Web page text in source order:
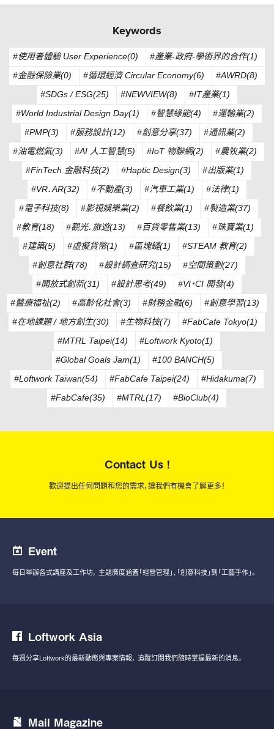
Keywords
#使用者體驗 User Experience(0)
#產業-政府-學術界的合作(1)
#金融保險業(0)
#循環經濟 Circular Economy(6)
#AWRD(8)
#SDGs / ESG(25)
#NEWVIEW(8)
#IT產業(1)
#World Industrial Design Day(1)
#智慧綠能(4)
#運輸業(2)
#PMP(3)
#服務設計(12) #創意分享(37)
#通訊業(2)
#油電燃氣(3)
#AI 人工智慧(5) #IoT 物聯網(2)
#農牧業(2)
#FinTech 金融科技(2)
#Haptic Design(3)
#出版業(1)
#VR．AR(32)
#不動產(3) #汽車工業(1)
#法律(1)
#電子科技(8)
#影視娛樂業(2) #餐飲業(1)
#製造業(37)
#教育(18)
#觀光．旅遊(13) #百貨零售業(13)
#珠寶業(1)
#建築(5)
#虛擬貨幣(1) #區塊鏈(1)
#STEAM 教育(2)
#創意社群(78)
#設計調查研究(15)
#空間策劃(27)
#開放式創新(31)
#設計思考(49)
#VI・CI 開發(4)
#醫療福祉(2)
#高齡化社會(3) #財務金融(6)
#創意學習(13)
#在地課題 / 地方創生(30)
#生物科技(7)
#FabCafe Tokyo(1)
#MTRL Taipei(14)
#Loftwork Kyoto(1)
#Global Goals Jam(1)
#100 BANCH(5)
#Loftwork Taiwan(54)
#FabCafe Taipei(24)
#Hidakuma(7)
#FabCafe(35)
#MTRL(17) #BioClub(4)
Contact Us !
歡迎提出任何問題和您的需求，讓我們有機會了解更多！
Event
每日舉辦各式講座及工作坊， 主題廣度涵蓋「經營管理」、「創意科技」到「工藝手作」。
Loftwork Asia
每週分享Loftwork的最新動態與專案情報， 追蹤訂閱我們隨時掌握最新的消息。
Mail Magazine